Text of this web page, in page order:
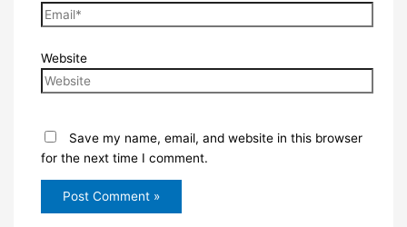
Website
Save my name, email, and website in this browser
for the next time I comment.